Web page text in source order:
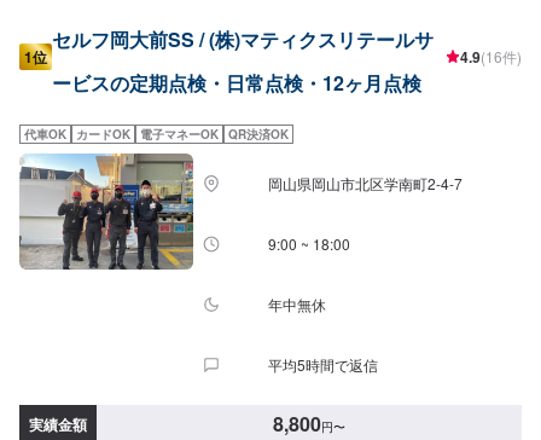
1位
セルフ岡大前SS / (株)マティクスリテールサ
ービスの定期点検・日常点検・12ヶ月点検
4.9(16件)
代車OK カードOK 電子マネーOK QR決済OK
岡山県岡山市北区学南町2-4-7
9:00 ~ 18:00
年中無休
平均5時間で返信
実績金額 8,800円〜